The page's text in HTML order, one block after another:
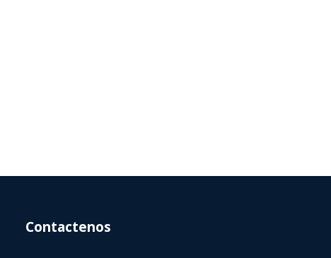
Contactenos